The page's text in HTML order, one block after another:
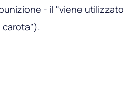
- il "viene utilizzato
carota").